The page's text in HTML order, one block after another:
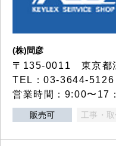
(株)間彦
〒135-0011 東京都
TEL：03-3644-
営業時間：9:00〜17
販売可 工事・